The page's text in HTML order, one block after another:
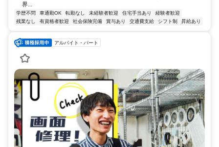
界...
学歴不問 車通勤OK 転勤なし 未経験者歓迎 住宅手当あり
経験者歓迎
残業なし
有資格者歓迎 社会保険完備 賞与あり 交通費支給 シフト制 昇給あり
アルバイト・パート